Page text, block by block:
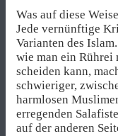
Was auf diese
Jede vernünftige
Varianten des
wie man ein
scheiden kann,
schwieriger,
harmlosen
erregenden
auf der anderen